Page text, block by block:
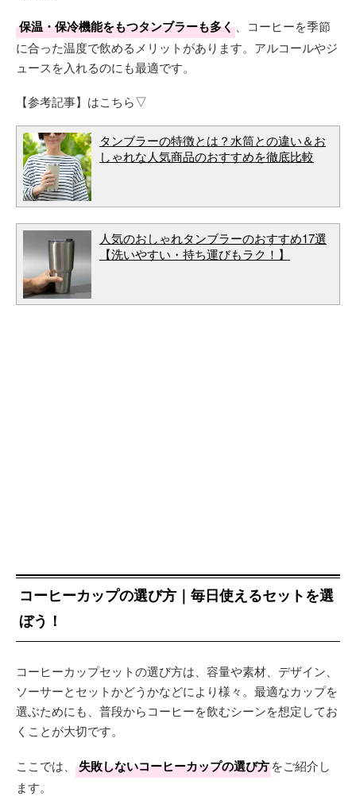
保温・保冷機能をもつタンブラーも多く 、コーヒーを季節
に合った温度で飲めるメリットがあります。アルコールやジ
ュースを入れるのにも最適です。
【参考記事】はこちら▽
タンブラーの特徴とは？水筒との違い＆お
しゃれな人気商品のおすすめを徹底比較
人気のおしゃれタンブラーのおすすめ17選
【洗いやすい・持ち運びもラク！】
コーヒーカップの選び方｜毎日使えるセットを選
ぼう！
コーヒーカップセットの選び方は、容量や素材、デザイン、
ソーサーとセットかどうかなどにより様々。最適なカップを
選ぶためにも、普段からコーヒーを飲むシーンを想定してお
くことが大切です。
ここでは、 失敗しないコーヒーカップの選び方をご紹介し
ます。